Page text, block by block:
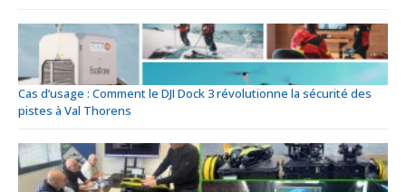
Cas d’usage : Comment le DJI Dock 3 révolutionne la sécurité des
pistes à Val Thorens